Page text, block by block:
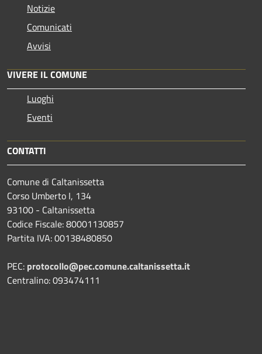
Notizie
Comunicati
Avvisi
VIVERE IL COMUNE
Luoghi
Eventi
CONTATTI
Comune di Caltanissetta
Corso Umberto I, 134
93100 - Caltanissetta
Codice Fiscale: 80001130857
Partita IVA: 00138480850
PEC: protocollo@pec.comune.caltanissetta.it
Centralino: 093474111